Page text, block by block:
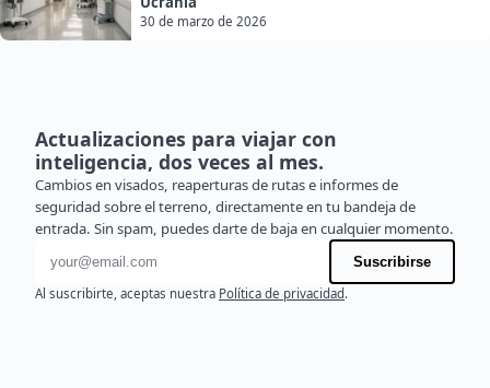
30 de marzo de 2026
Actualizaciones para viajar con
inteligencia, dos veces al mes.
Cambios en visados, reaperturas de rutas e informes de
seguridad sobre el terreno, directamente en tu bandeja de
entrada. Sin spam, puedes darte de baja en cualquier momento.
Dirección de correo electrónico
Suscribirse
Al suscribirte, aceptas nuestra Política de privacidad.